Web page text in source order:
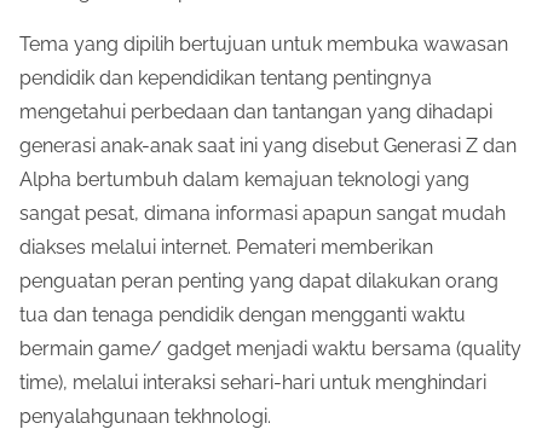
Tema yang dipilih bertujuan untuk membuka wawasan
pendidik dan kependidikan tentang pentingnya
mengetahui perbedaan dan tantangan yang dihadapi
generasi anak-anak saat ini yang disebut Generasi Z dan
Alpha bertumbuh dalam kemajuan teknologi yang
sangat pesat, dimana informasi apapun sangat mudah
diakses melalui internet. Pemateri memberikan
penguatan peran penting yang dapat dilakukan orang
tua dan tenaga pendidik dengan mengganti waktu
bermain game/ gadget menjadi waktu bersama (quality
time), melalui interaksi sehari-hari untuk menghindari
penyalahgunaan tekhnologi.